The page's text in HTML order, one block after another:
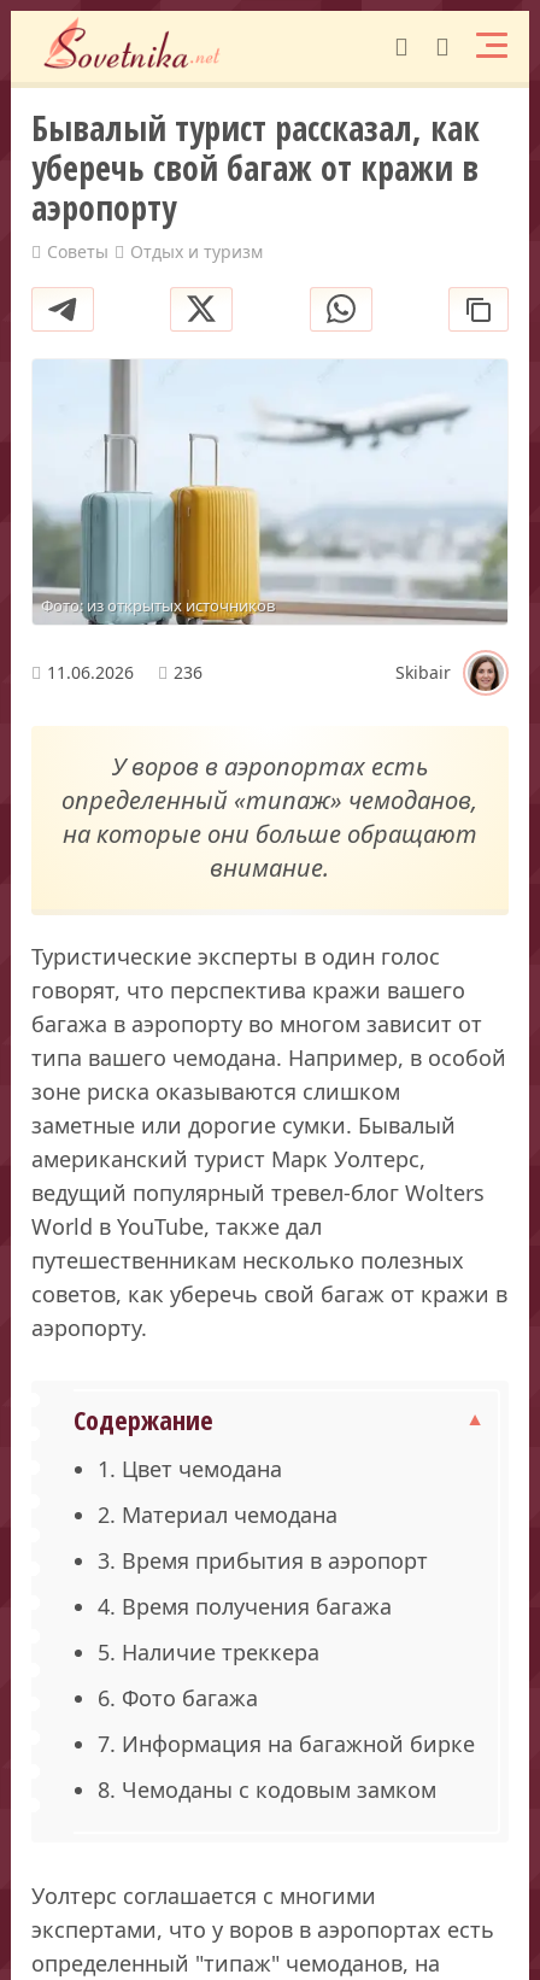
Бывалый турист рассказал, как
уберечь свой багаж от кражи в
аэропорту
Советы Отдых и туризм
Фото: из открытых источников
11.06.2026 236 Skibair
У воров в аэропортах есть
определенный «типаж» чемоданов,
на которые они больше обращают
внимание.
Туристические эксперты в один голос
говорят, что перспектива кражи вашего
багажа в аэропорту во многом зависит от
типа вашего чемодана. Например, в особой
зоне риска оказываются слишком
заметные или дорогие сумки. Бывалый
американский турист Марк Уолтерс,
ведущий популярный тревел-блог Wolters
World в YouTube, также дал
путешественникам несколько полезных
советов, как уберечь свой багаж от кражи в
аэропорту.
Содержание
1. Цвет чемодана
2. Материал чемодана
3. Время прибытия в аэропорт
4. Время получения багажа
5. Наличие треккера
6. Фото багажа
7. Информация на багажной бирке
8. Чемоданы с кодовым замком
Уолтерс соглашается с многими
экспертами, что у воров в аэропортах есть
определенный "типаж" чемоданов, на